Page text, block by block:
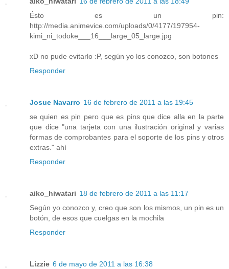
Ésto es un pin:
http://media.animevice.com/uploads/0/4177/197954-
kimi_ni_todoke___16___large_05_large.jpg
xD no pude evitarlo :P, según yo los conozco, son botones
Responder
Josue Navarro 16 de febrero de 2011 a las 19:45
se quien es pin pero que es pins que dice alla en la parte
que dice "una tarjeta con una ilustración original y varias
formas de comprobantes para el soporte de los pins y otros
extras." ahí
Responder
aiko_hiwatari 18 de febrero de 2011 a las 11:17
Según yo conozco y, creo que son los mismos, un pin es un
botón, de esos que cuelgas en la mochila
Responder
Lizzie 6 de mayo de 2011 a las 16:38